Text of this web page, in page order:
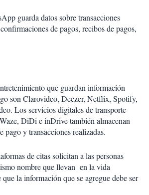
guarda datos sobre transacciones
de pagos, recibos de pagos,
que guardan información
son Clarovideo, Deezer, Netflix, Spotify,
Los servicios digitales de transporte
DiDi e inDrive también almacenan
pago y transacciones realizadas.
de citas solicitan a las personas
nombre que llevan en la vida
la información que se agregue debe ser